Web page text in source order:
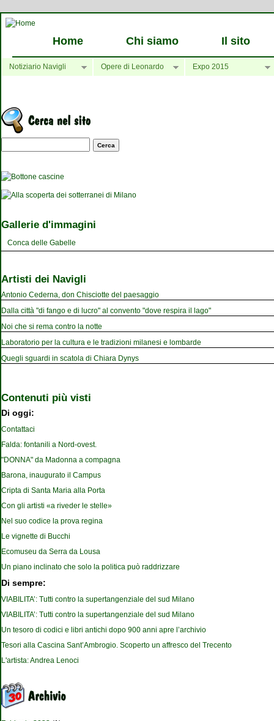
Home Chi siamo Il sito
Notiziario Navigli Opere di Leonardo Expo 2015
Maschera di ricerca
Gallerie d'immagini
Conca delle Gabelle
Artisti dei Navigli
Antonio Cederna, don Chisciotte del paesaggio
Dalla città "di fango e di lucro" al convento "dove respira il lago"
Noi che si rema contro la notte
Laboratorio per la cultura e le tradizioni milanesi e lombarde
Quegli sguardi in scatola di Chiara Dynys
Contenuti più visti
Di oggi:
Contattaci
Falda: fontanili a Nord-ovest.
"DONNA" da Madonna a compagna
Barona, inaugurato il Campus
Cripta di Santa Maria alla Porta
Con gli artisti «a riveder le stelle»
Nel suo codice la prova regina
Le vignette di Bucchi
Ecomuseu da Serra da Lousa
Un piano inclinato che solo la politica può raddrizzare
Di sempre:
VIABILITA’: Tutti contro la supertangenziale del sud Milano
VIABILITA’: Tutti contro la supertangenziale del sud Milano
Un tesoro di codici e libri antichi dopo 900 anni apre l’archivio
Tesori alla Cascina Sant’Ambrogio. Scoperto un affresco del Trecento
L'artista: Andrea Lenoci